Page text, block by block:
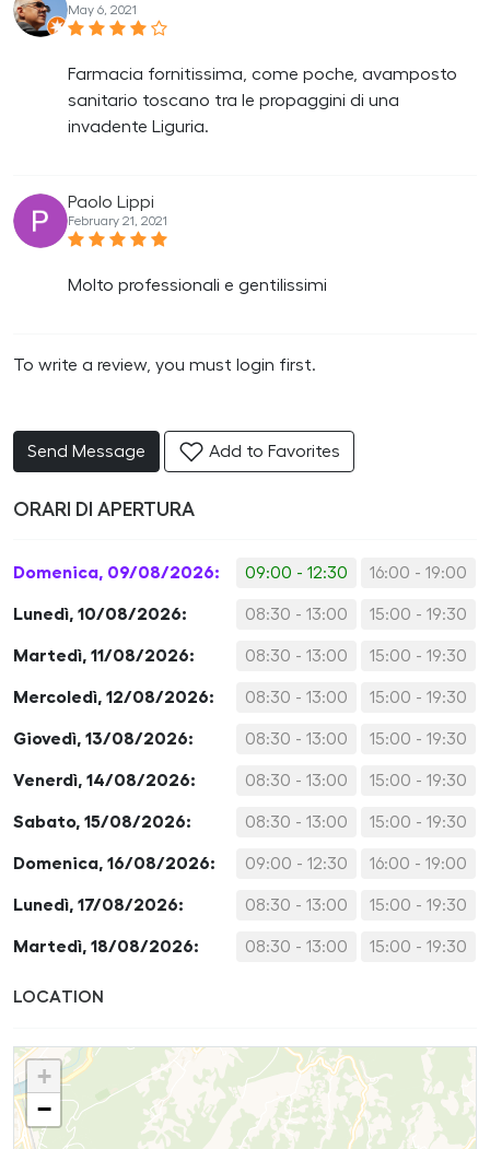
May 6, 2021
Farmacia fornitissima, come poche, avamposto
sanitario toscano tra le propaggini di una
invadente Liguria.
Paolo Lippi
February 21, 2021
Molto professionali e gentilissimi
To write a review, you must login first.
Send Message Add to Favorites
ORARI DI APERTURA
Domenica, 09/08/2026: 09:00 - 12:30 16:00 - 19:00
Lunedì, 10/08/2026: 08:30 - 13:00 15:00 - 19:30
Martedì, 11/08/2026: 08:30 - 13:00 15:00 - 19:30
Mercoledì, 12/08/2026: 08:30 - 13:00 15:00 - 19:30
Giovedì, 13/08/2026: 08:30 - 13:00 15:00 - 19:30
Venerdì, 14/08/2026: 08:30 - 13:00 15:00 - 19:30
Sabato, 15/08/2026: 08:30 - 13:00 15:00 - 19:30
Domenica, 16/08/2026: 09:00 - 12:30 16:00 - 19:00
Lunedì, 17/08/2026: 08:30 - 13:00 15:00 - 19:30
Martedì, 18/08/2026: 08:30 - 13:00 15:00 - 19:30
LOCATION
+
−